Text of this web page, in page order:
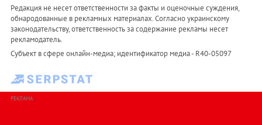
Редакция не несет ответственности за факты и оценочные суждения,
обнародованные в рекламных материалах. Согласно украинскому
законодательству, ответственность за содержание рекламы несет
рекламодатель.
Субъект в сфере онлайн-медиа; идентификатор медиа - R40-05097
РЕКЛАМА